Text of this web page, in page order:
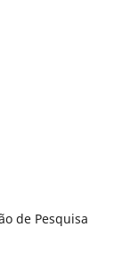
de Pesquisa